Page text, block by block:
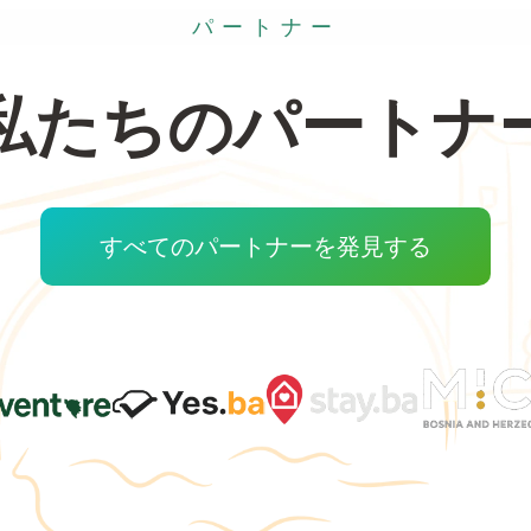
パートナー
たちのパートナ
すべてのパートナーを発見する